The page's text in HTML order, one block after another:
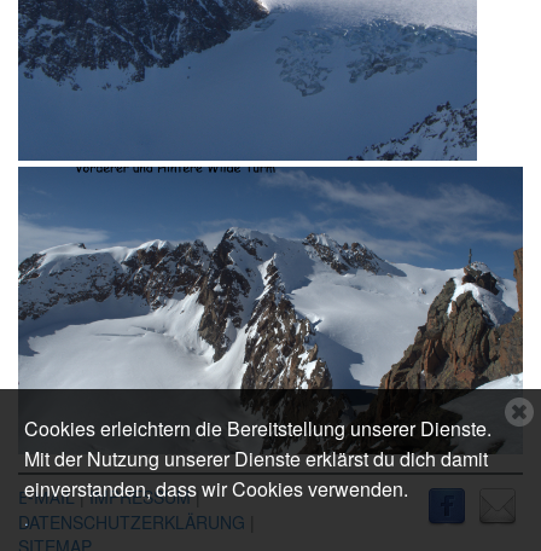
Cookies erleichtern die Bereitstellung unserer Dienste.
Mit der Nutzung unserer Dienste erklärst du dich damit
einverstanden, dass wir Cookies verwenden.
.
E-MAIL|IMPRESSUM|
DATENSCHUTZERKLÄRUNG